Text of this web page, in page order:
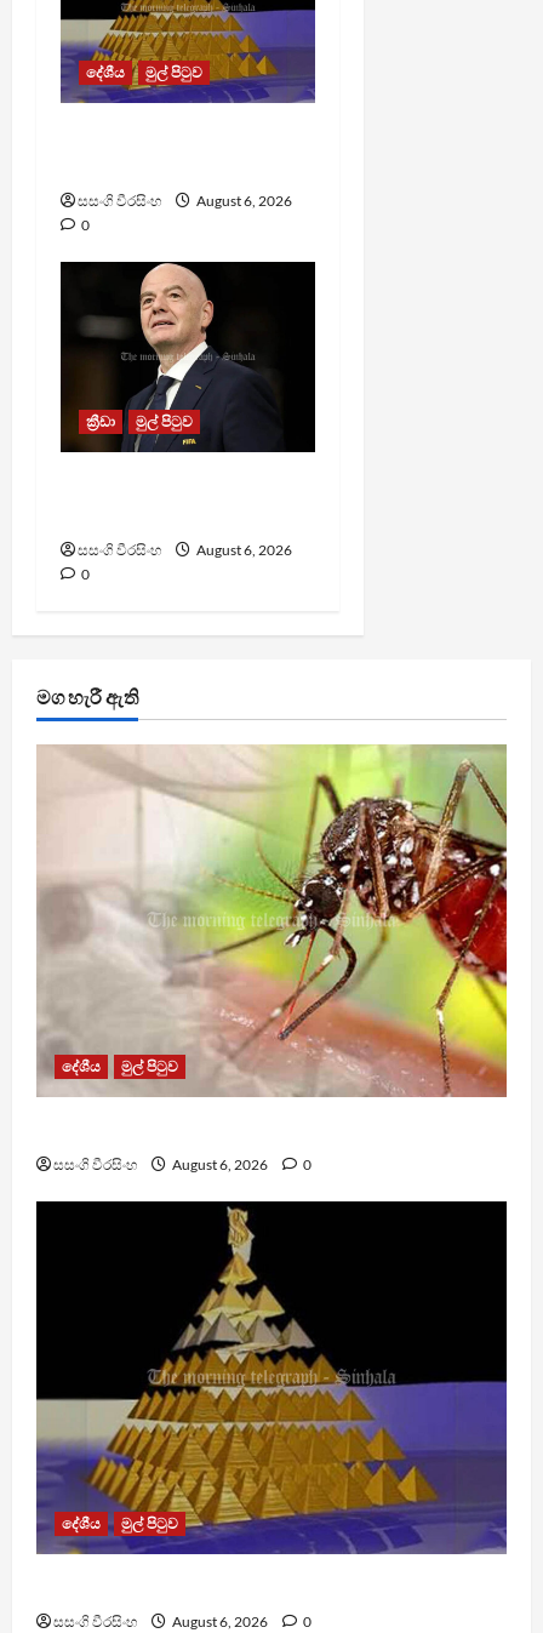
දේශීය මුල් පිටුව
සසංගි වීරසිංහ
August 6, 2026
0
ක්‍රීඩා මුල් පිටුව
සසංගි වීරසිංහ
August 6, 2026
0
මග හැරී ඇති
දේශීය මුල් පිටුව
සසංගි වීරසිංහ August 6, 2026 0
දේශීය මුල් පිටුව
සසංගි වීරසිංහ August 6, 2026 0